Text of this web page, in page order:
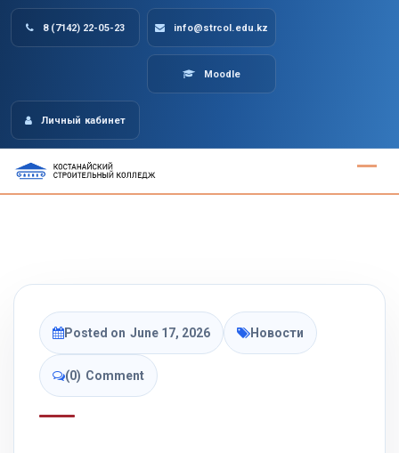
Skip
8 (7142) 22-05-23 info@strcol.edu.kz
Moodle
Личный кабинет
Posted on June 17, 2026 Новости
(0) Comment